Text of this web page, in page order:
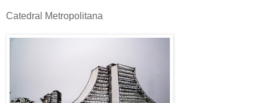
Catedral Metropolitana